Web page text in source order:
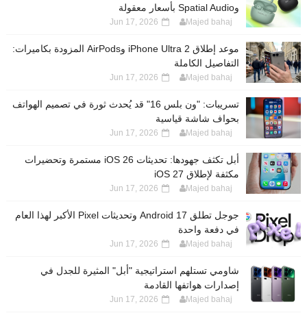
وSpatial Audio بأسعار معقولة
Majed bahaj
Jun 17, 2026
موعد إطلاق iPhone Ultra 2 وAirPods المزودة بكاميرات:
التفاصيل الكاملة
Majed bahaj
Jun 17, 2026
تسريبات: "ون بلس 16" قد يُحدث ثورة في تصميم الهواتف
بحواف شاشة قياسية
Majed bahaj
Jun 17, 2026
أبل تكثف جهودها: تحديثات iOS 26 مستمرة وتحضيرات
مكثفة لإطلاق iOS 27
Majed bahaj
Jun 17, 2026
جوجل تطلق Android 17 وتحديثات Pixel الأكبر لهذا العام
في دفعة واحدة
Majed bahaj
Jun 17, 2026
شاومي تستلهم استراتيجية "أبل" المثيرة للجدل في
إصدارات هواتفها القادمة
Majed bahaj
Jun 17, 2026